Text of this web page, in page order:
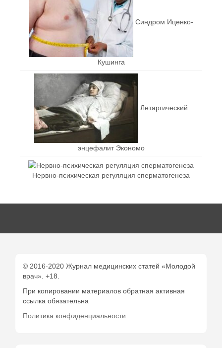
Синдром Иценко-
Кушинга
Летаргический
энцефалит Экономо
Нервно-психическая регуляция сперматогенеза
© 2016-2020 Журнал медицинских статей «Молодой
врач». +18.
При копировании материалов обратная активная
ссылка обязательна
Политика конфиденциальности